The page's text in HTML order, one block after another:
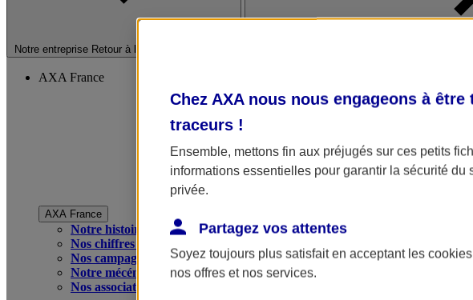
Notre entreprise Retour à la section précédente
AXA France
AXA France
Notre histoire
Nos chiffres clés
Nos campagnes publicitaires
Notre mécénat
Nos associations
Chez AXA nous nous engageons à
traceurs !
Ensemble, mettons fin aux préjugés sur ces petits
informations essentielles pour garantir la sécurité
privée.
Partagez vos attentes
Soyez toujours plus satisfait en acceptant les cookies
nos offres et nos services.